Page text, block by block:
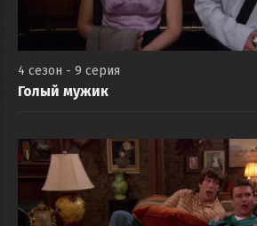
4 сезон - 9 серия
Голый мужик